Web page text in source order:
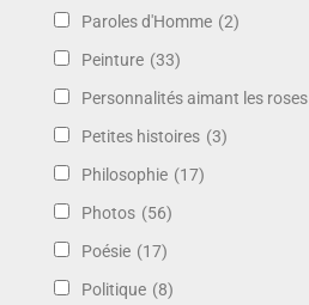
Paroles d'Homme (2)
Peinture (33)
Personnalités aimant les roses
Petites histoires (3)
Philosophie (17)
Photos (56)
Poésie (17)
Politique (8)